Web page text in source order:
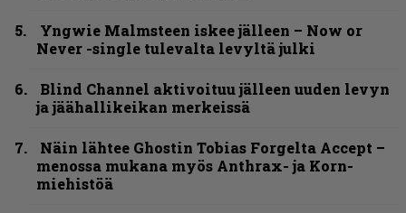
Yngwie Malmsteen iskee jälleen – Now or
Never -single tulevalta levyltä julki
Blind Channel aktivoituu jälleen uuden levyn
ja jäähallikeikan merkeissä
Näin lähtee Ghostin Tobias Forgelta Accept –
menossa mukana myös Anthrax- ja Korn-
miehistöä